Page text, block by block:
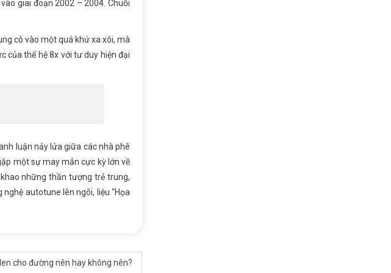
giai đoạn 2002 – 2004. Chuỗi
cô vào một quá khứ xa xôi, mà
của thế hệ 8x với tư duy hiện đại
luận nảy lửa giữa các nhà phê
một sự may mắn cực kỳ lớn về
những thần tượng trẻ trung,
autotune lên ngôi, liệu “Họa
cho đường nên hay không nên?